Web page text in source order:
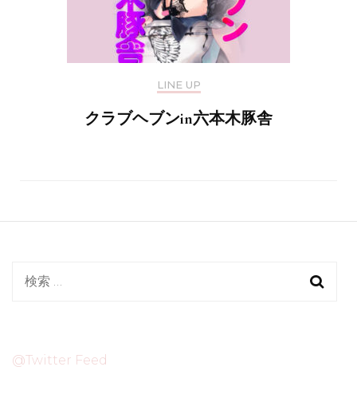
LINE UP
クラブヘブンin六本木豚舎
検
@Twitter Feed